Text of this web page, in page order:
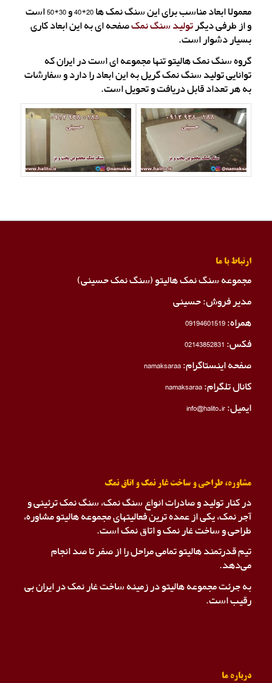
معمولا ابعاد مناسب برای این سنگ نمک ها 20*40 و 30*50 است
و از طرفی دیگرتولید سنگ نمکصفحه ای به این ابعاد کاری
بسیار دشوار است.
گروه سنگ نمک هالیتو تنها مجموعه ای است در ایران که
توانایی تولید سنگ نمک گریل به این ابعاد را دارد و سفارشات
به هر تعداد قابل دریافت و تحویل است.
ارتباط با ما
مجموعه سنگ نمک هالیتو (سنگ نمک حسینی)
مدیر فروش: حسینی
همراه:09194601519
فکس:02143852831
صفحه اینستاگرام:namaksaraa
کانال تلگرام:namaksaraa
ایمیل: info@halito.ir
مشاوره، طراحی و ساخت غار نمک و اتاق نمک
در کنار تولید و صادرات انواع سنگ نمک، سنگ نمک ترئینی و
آجر نمک، یکی از عمده ترین فعالیتهای مجموعه هالیتو مشاوره،
طراحی و ساخت غار نمک و اتاق نمک است.
تیم قدرتمند هالیتو تمامی مراحل را از صفر تا صد انجام
می‌دهد.
به جرئت مجموعه هالیتو در زمینه ساخت غار نمک در ایران بی
رقیب است.
درباره ما